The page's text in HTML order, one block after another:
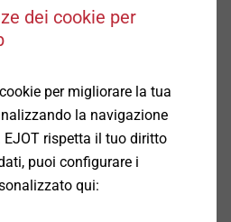
TORX
®
per calcestruzzo fessurato e
dei cookie per
per migliorare la tua
la navigazione
rispetta il tuo diritto
puoi configurare i
qui: